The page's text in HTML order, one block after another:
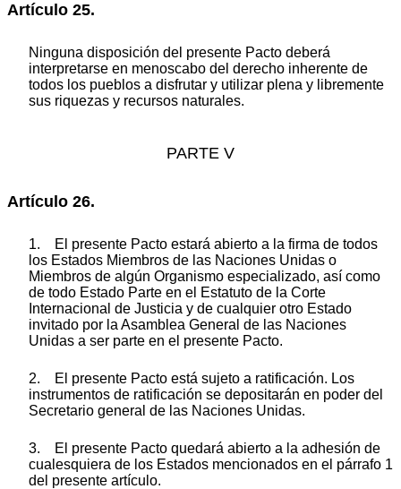
Artículo 25.
Ninguna disposición del presente Pacto deberá
interpretarse en menoscabo del derecho inherente de
todos los pueblos a disfrutar y utilizar plena y libremente
sus riquezas y recursos naturales.
PARTE V
Artículo 26.
1. El presente Pacto estará abierto a la firma de todos
los Estados Miembros de las Naciones Unidas o
Miembros de algún Organismo especializado, así como
de todo Estado Parte en el Estatuto de la Corte
Internacional de Justicia y de cualquier otro Estado
invitado por la Asamblea General de las Naciones
Unidas a ser parte en el presente Pacto.
2. El presente Pacto está sujeto a ratificación. Los
instrumentos de ratificación se depositarán en poder del
Secretario general de las Naciones Unidas.
3. El presente Pacto quedará abierto a la adhesión de
cualesquiera de los Estados mencionados en el párrafo 1
del presente artículo.